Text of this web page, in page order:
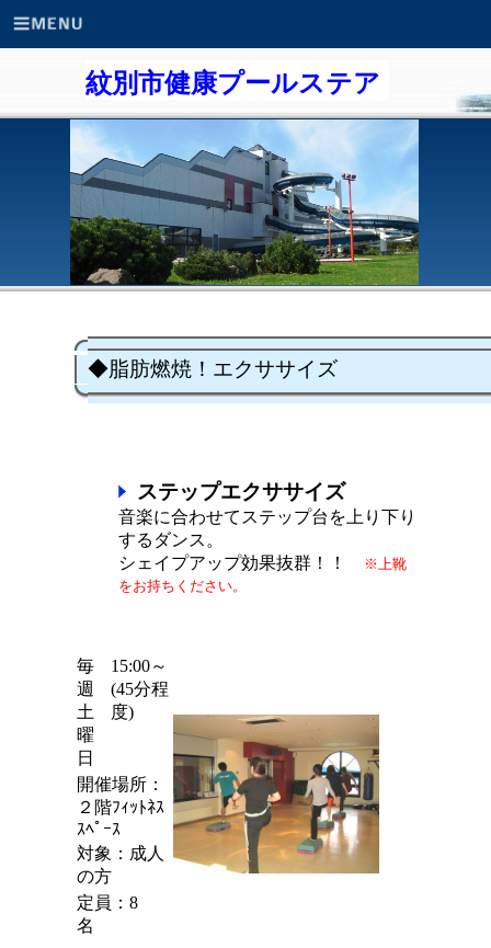
紋別市健康プールステア
◆脂肪燃焼！エクササイズ
ステップエクササイズ
音楽に合わせてステップ台を上り下り
するダンス。
シェイプアップ効果抜群！！
※上靴
をお持ちください。
毎
週
土
曜
日
15:00～
(45分程
度)
開催場所：
２階ﾌｨｯﾄﾈｽ
ｽﾍﾟｰｽ
対象：成人
の方
定員：8
名